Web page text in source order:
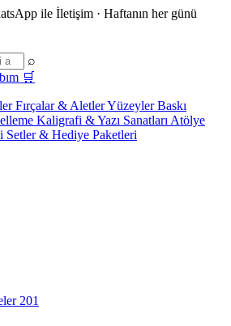
ile İletişim · Haftanın her günü
⌕
🛒
Fırçalar & AletlerYüzeylerBaskı
Kaligrafi & Yazı Sanatları Atölye
Setler & Hediye Paketleri
201